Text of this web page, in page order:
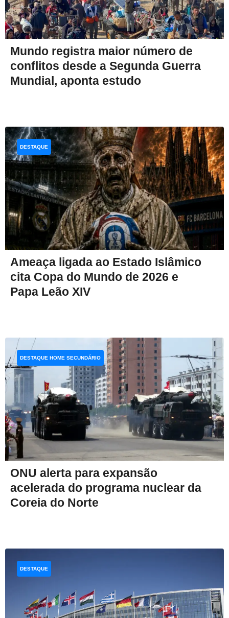
Mundo registra maior número de
conflitos desde a Segunda Guerra
Mundial, aponta estudo
Ameaça ligada ao Estado Islâmico
cita Copa do Mundo de 2026 e
Papa Leão XIV
DESTAQUE
ONU alerta para expansão
acelerada do programa nuclear da
Coreia do Norte
DESTAQUE HOME SECUNDÁRIO
DESTAQUE